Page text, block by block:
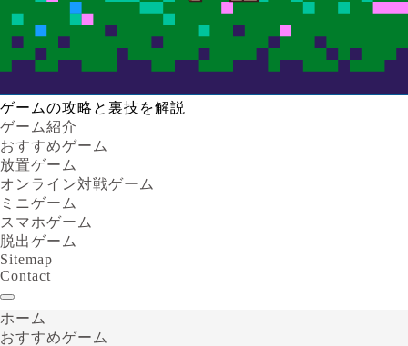
ゲームの攻略と裏技を解説
ゲーム紹介
おすすめゲーム
放置ゲーム
オンライン対戦ゲーム
ミニゲーム
スマホゲーム
脱出ゲーム
Sitemap
Contact
ホーム
おすすめゲーム